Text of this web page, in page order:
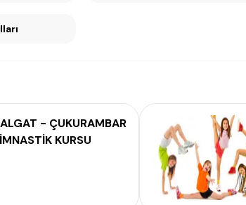
- ÇUKURAMBAR
KURSU